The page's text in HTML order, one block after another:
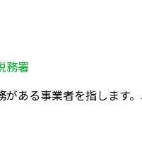
務署
ある事業者を指します